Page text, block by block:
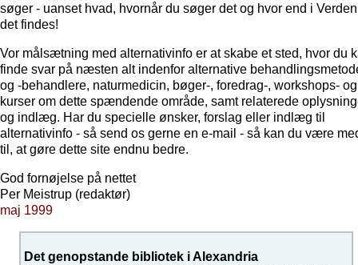
søger - uanset hvad, hvornår du søger det og hvor end i Verden
det findes!
Vor målsætning med alternativinfo er at skabe et sted, hvor du
finde svar på næsten alt indenfor alternative
og -behandlere, naturmedicin, bøger-, foredrag-, workshops- og
kurser om dette spændende område, samt relaterede
og indlæg. Har du specielle ønsker, forslag eller indlæg til
alternativinfo - så send os gerne en e-mail - så kan du være
til, at gøre dette site endnu bedre.
God fornøjelse på nettet
Per Meistrup (redaktør)
maj 1999
Det genopstande bibliotek i Alexandria